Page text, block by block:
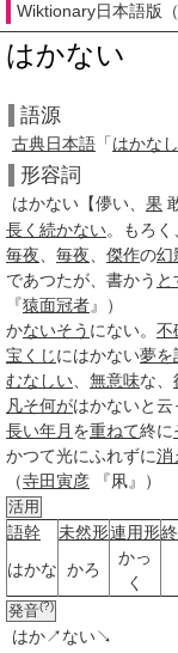
Wiktionary日本語版
はかない
語源
古典日本語 「はかなし
形容詞
はかない 【儚い、 果
長く 続かない。もろく
毎夜
毎夜 傑作の幻
であつたが、書かう
『猿面冠者』）
かないそう にない。 不
宝くじにはかない夢を
むなしい
無意味な、
凡そ何がはかないと云
長い年月 を重ねて終に
かつて光にふれずに消
（寺田寅彦 『凩』）
活用
語幹 未然形連用形
はかな かろ
かっ
く
発音(?)
はか↗ない↘